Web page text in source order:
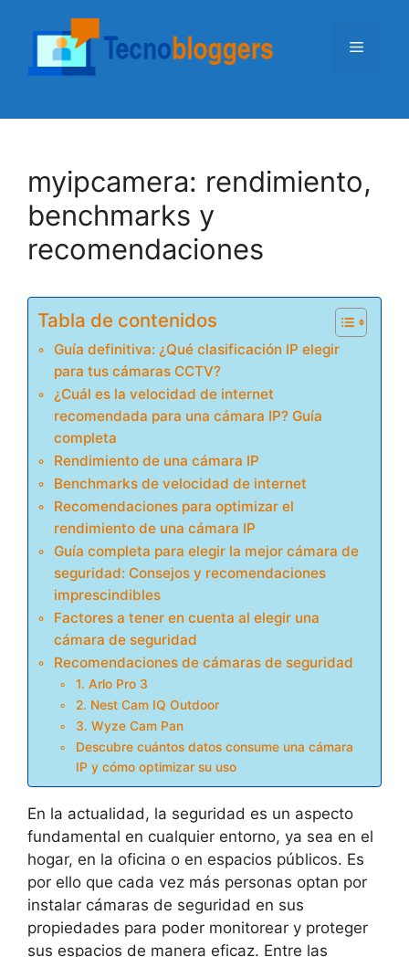
contenido
Menú
myipcamera: rendimiento,
benchmarks y
recomendaciones
Tabla de contenidos
Guía definitiva: ¿Qué clasificación IP elegir
para tus cámaras CCTV?
¿Cuál es la velocidad de internet
recomendada para una cámara IP? Guía
completa
Rendimiento de una cámara IP
Benchmarks de velocidad de internet
Recomendaciones para optimizar el
rendimiento de una cámara IP
Guía completa para elegir la mejor cámara de
seguridad: Consejos y recomendaciones
imprescindibles
Factores a tener en cuenta al elegir una
cámara de seguridad
Recomendaciones de cámaras de seguridad
1. Arlo Pro 3
2. Nest Cam IQ Outdoor
3. Wyze Cam Pan
Descubre cuántos datos consume una cámara
IP y cómo optimizar su uso
En la actualidad, la seguridad es un aspecto
fundamental en cualquier entorno, ya sea en el
hogar, en la oficina o en espacios públicos. Es
por ello que cada vez más personas optan por
instalar cámaras de seguridad en sus
propiedades para poder monitorear y proteger
sus espacios de manera eficaz. Entre las